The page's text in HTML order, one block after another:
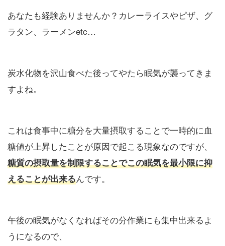
あなたも経験ありませんか？カレーライスやピザ、グ
ラタン、ラーメンetc…
炭水化物を沢山食べた後ってやたら眠気が襲ってきま
すよね。
これは食事中に糖分を大量摂取することで一時的に血
糖値が上昇したことが原因で起こる現象なのですが、
糖質の摂取量を制限することでこの眠気を最小限に抑
えることが出来るんです。
午後の眠気がなくなればその分作業にも集中出来るよ
うになるので、